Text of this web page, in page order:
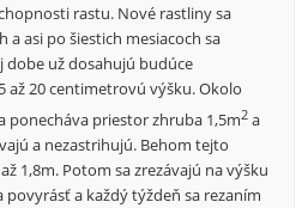
rastu. Nové rastliny sa
a asi po šiestich mesiacoch sa
dobe už dosahujú budúce
až 20 centimetrovú výšku. Okolo
ponecháva priestor zhruba 1,5m2 a
a nezastrihujú. Behom tejto
1,8m. Potom sa zrezávajú na výšku
povyrásť a každý týždeň sa rezaním